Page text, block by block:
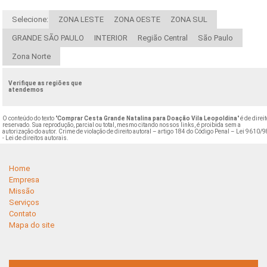
Selecione: ZONA LESTE ZONA OESTE ZONA SUL
GRANDE SÃO PAULO INTERIOR Região Central São Paulo
Zona Norte
Verifique as regiões que
atendemos
O conteúdo do texto "Comprar Cesta Grande Natalina para Doação Vila Leopoldina" é de
reservado. Sua reprodução, parcial ou total, mesmo citando nossos links, é proibida sem a
autorização do autor. Crime de violação de direito autoral – artigo 184 do Código Penal –
Lei 9610/
- Lei de direitos autorais
Home
Empresa
Missão
Serviços
Contato
Mapa do site